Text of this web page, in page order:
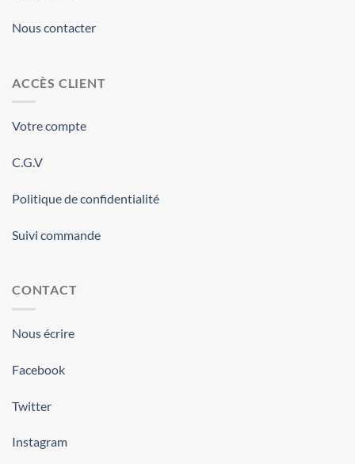
Nous contacter
ACCÈS CLIENT
Votre compte
C.G.V
Politique de confidentialité
Suivi commande
CONTACT
Nous écrire
Facebook
Twitter
Instagram